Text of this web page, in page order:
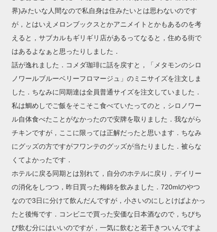
界)みたいな人間なので私自身は住みたいとは思わないのです
が，とはいえメロンブックスとかアニメイトとかもあるのを考
えると，サブカルもギリギリ店があるってなると，住める街で
はあるよなぁと思ったりしました．
話が逸れました．コメダ珈琲に話を戻すと，「メタモンのシロ
ノワールブルーベリーフロマージュ」のミニサイズを注文しま
した．ちなみに同期達は全員普通サイズを注文していました．
私は鯛めしでご飯をそこそこ食べていたってのと，シロノワー
ル自体食べたことがなかったので安牌を取りました．我ながら
チキンですが，ここに限っては正解だったと思います．ちなみ
にグッズの方ですがフワンテのグッズが当たりました．被らな
くてよかったです．
ホテルに戻る同期とは別れて，自分のホテルに戻り，デイリー
の消化をしつつ，昨日買った梅錦を飲みました．720mlのやつ
なので3日に分けて飲んだんですが，小さいのにしとけばよかっ
たと後悔です．コンビニで買った安価な日本酒なので，ちびち
び飲む分にはいいのですが，一気に飲むと若干きついんですよ